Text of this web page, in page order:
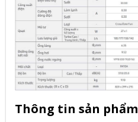
Thông tin sản phẩm